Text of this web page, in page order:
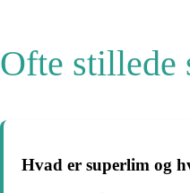
Ofte stillede
Hvad er superlim og